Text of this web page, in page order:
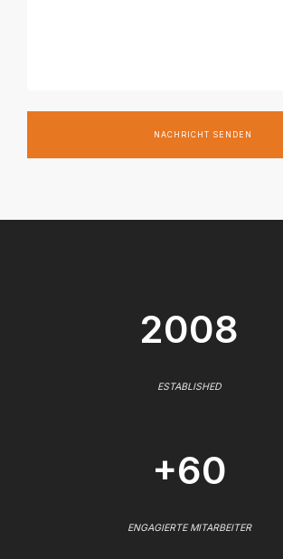
NACHRICHT SENDEN
2008
ESTABLISHED
+60
ENGAGIERTE MITARBEITER